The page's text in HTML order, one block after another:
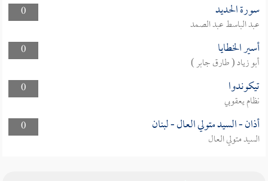
0
سورة الحديد
عبد الباسط عبد الصمد
0
أسير الخطايا
أبو زياد ( طارق جابر )
0
تيكوندوا
نظام يعقوبي
0
أذان - السيد متولي العال - لبنان
السيد متولي العال